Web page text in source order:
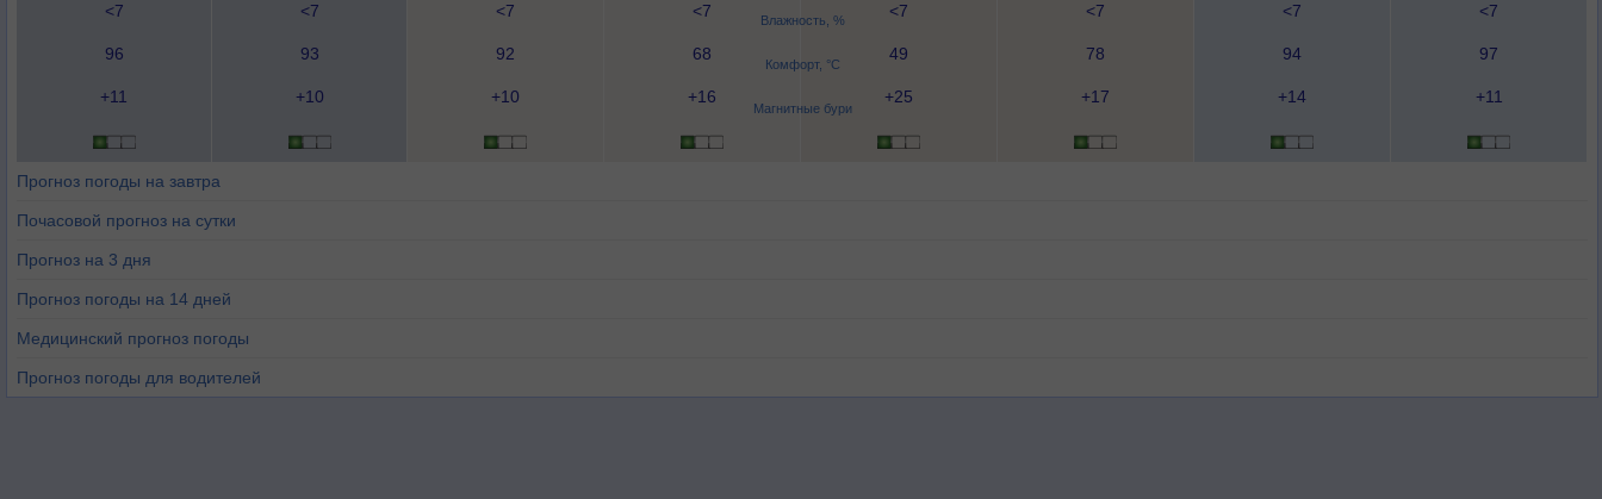
Влажность, %
Комфорт, °C
Магнитные бури
<7 <7 <7 <7 <7 <7 <7 <7
96 93 92 68 49 78 94 97
+11 +10 +10 +16 +25 +17 +14 +11
Прогноз погоды на завтра
Почасовой прогноз на сутки
Прогноз на 3 дня
Прогноз погоды на 14 дней
Медицинский прогноз погоды
Прогноз погоды для водителей